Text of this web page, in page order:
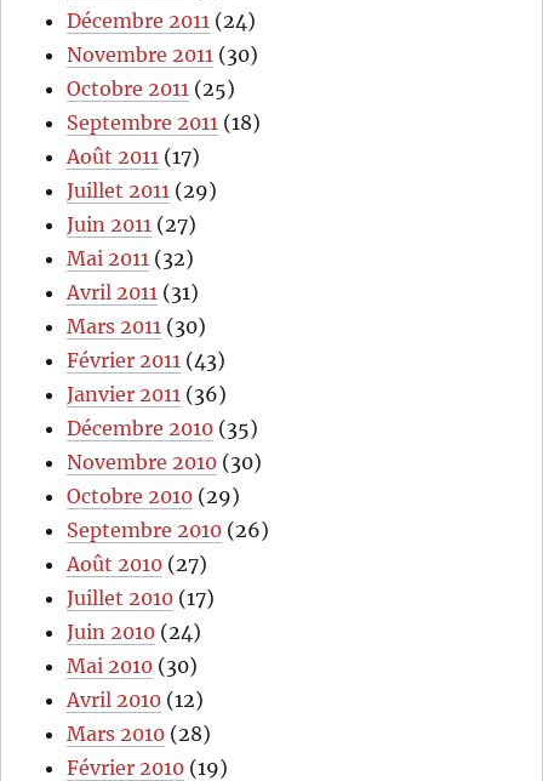
Décembre 2011 (24)
Novembre 2011 (30)
Octobre 2011 (25)
Septembre 2011 (18)
Août 2011 (17)
Juillet 2011 (29)
Juin 2011 (27)
Mai 2011 (32)
Avril 2011 (31)
Mars 2011 (30)
Février 2011 (43)
Janvier 2011 (36)
Décembre 2010 (35)
Novembre 2010 (30)
Octobre 2010 (29)
Septembre 2010 (26)
Août 2010 (27)
Juillet 2010 (17)
Juin 2010 (24)
Mai 2010 (30)
Avril 2010 (12)
Mars 2010 (28)
Février 2010 (19)